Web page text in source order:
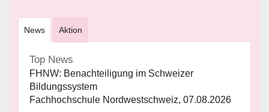
News Aktion
Top News
FHNW: Benachteiligung im Schweizer
Bildungssystem
Fachhochschule Nordwestschweiz, 07.08.2026